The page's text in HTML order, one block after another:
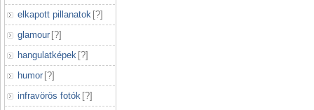
elkapott pillanatok [?]
glamour [?]
hangulatképek [?]
humor [?]
infravörös fotók [?]